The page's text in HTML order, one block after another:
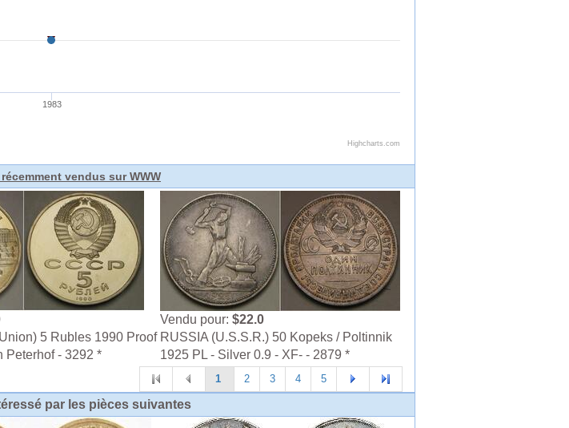
vendus sur WWW
5 Rubles 1990 Proof
Peterhof - 3292 *
Vendu pour: $22.0
RUSSIA (U.S.S.R.) 50 Kopeks / Poltinnik
1925 PL - Silver 0.9 - XF- - 2879 *
1 2 3 4 5
par les pièces suivantes